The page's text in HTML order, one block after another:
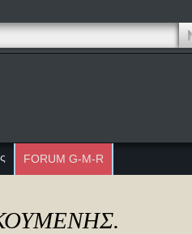
FORUM G-M-R